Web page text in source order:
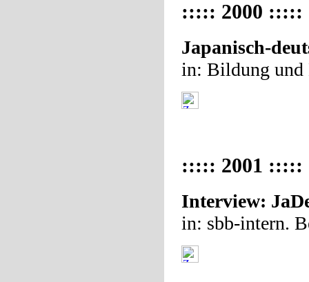
::::: 2000 :::::
Japanisch-
in: Bildung und
::::: 2001 :::::
Interview:
in: sbb-intern.